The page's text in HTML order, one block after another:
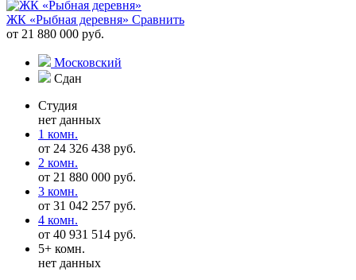
ЖК «Рыбная деревня» Сравнить
от 21 880 000 руб.
Московский
Сдан
Студия
нет данных
1 комн.
от 24 326 438 руб.
2 комн.
от 21 880 000 руб.
3 комн.
от 31 042 257 руб.
4 комн.
от 40 931 514 руб.
5+ комн.
нет данных